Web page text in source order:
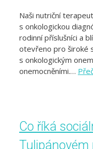
Naši nutriční
s onkologickou
rodinní příslušníci a
otevřeno pro široké
s onkologickým
onemocněními.…
Co říká
Tulipánovém